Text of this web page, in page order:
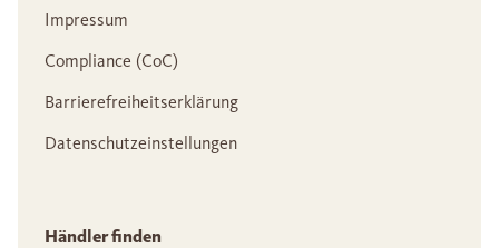
Impressum
Compliance (CoC)
Barrierefreiheitserklärung
Datenschutzeinstellungen
Händler finden